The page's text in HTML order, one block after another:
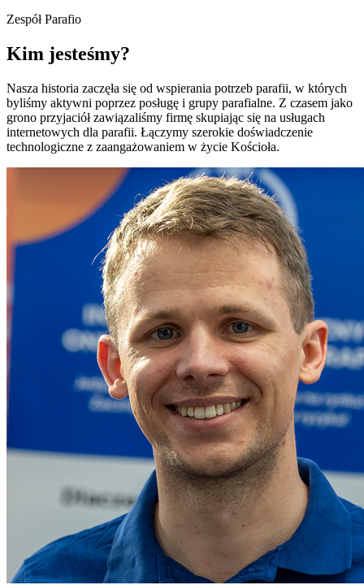
Zespół Parafio
Kim jesteśmy?
Nasza historia zaczęła się od wspierania potrzeb parafii, w których
byliśmy aktywni poprzez posługę i grupy parafialne. Z czasem jako
grono przyjaciół zawiązaliśmy firmę skupiając się na usługach
internetowych dla parafii. Łączymy szerokie doświadczenie
technologiczne z zaangażowaniem w życie Kościoła.